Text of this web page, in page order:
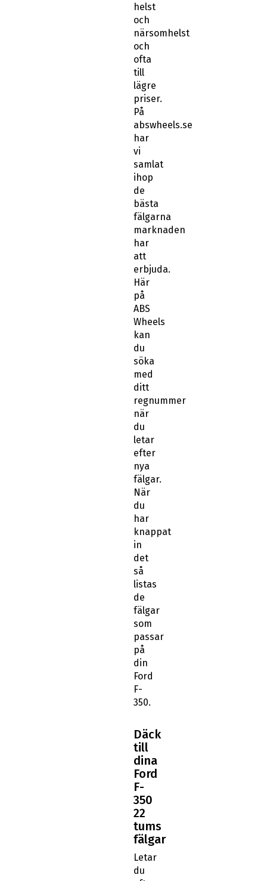
helst
och
närsomhelst
och
ofta
till
lägre
priser.
På
abswheels.se
har
vi
samlat
ihop
de
bästa
fälgarna
marknaden
har
att
erbjuda.
Här
på
ABS
Wheels
kan
du
söka
med
ditt
regnummer
när
du
letar
efter
nya
fälgar.
När
du
har
knappat
in
det
så
listas
de
fälgar
som
passar
på
din
Ford
F-
350.
Däck
till
dina
Ford
F-
350
22
tums
fälgar
Letar
du